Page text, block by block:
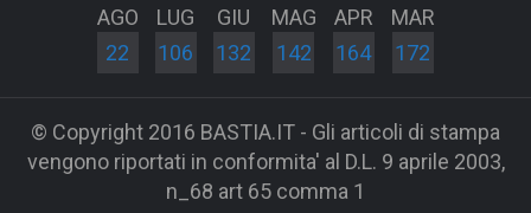
AGO
22
LUG
106
GIU
132
MAG
142
APR
164
MAR
172
© Copyright 2016 BASTIA.IT - Gli articoli di stampa
vengono riportati in conformita' al D.L. 9 aprile 2003,
n_68 art 65 comma 1